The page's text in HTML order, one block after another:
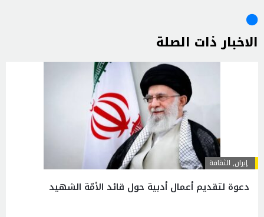
الاخبار ذات الصلة
إيران, الثقافة
دعوة لتقديم أعمال أدبية حول قائد الأمّة الشهيد